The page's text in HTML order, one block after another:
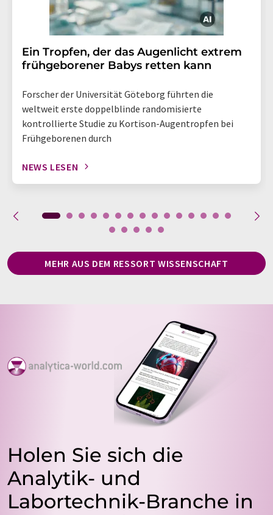
Ein Tropfen, der das Augenlicht extrem
frühgeborener Babys retten kann
Forscher der Universität Göteborg führten die
weltweit erste doppelblinde randomisierte
kontrollierte Studie zu Kortison-Augentropfen bei
Frühgeborenen durch
NEWS LESEN
MEHR AUS DEM RESSORT WISSENSCHAFT
Holen Sie sich die
Analytik- und
Labortechnik-Branche in